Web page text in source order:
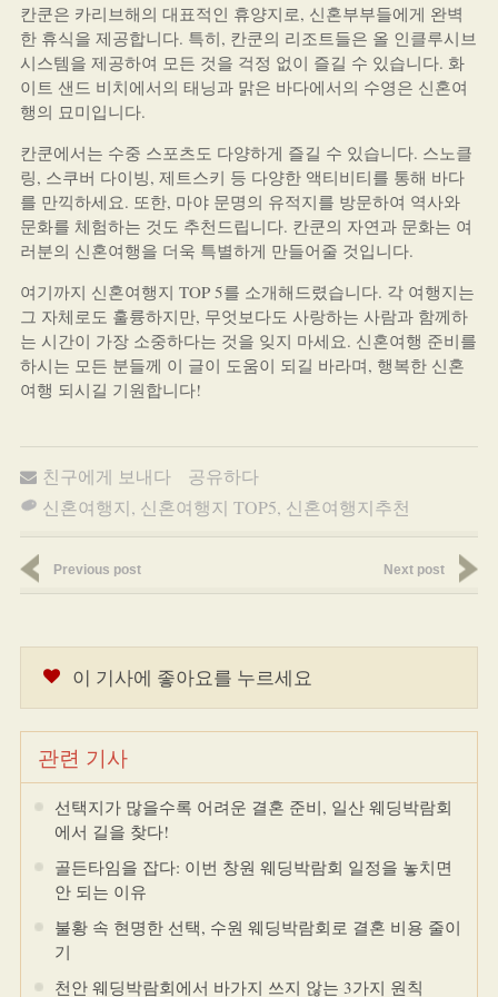
칸쿤은 카리브해의 대표적인 휴양지로, 신혼부부들에게 완벽
한 휴식을 제공합니다. 특히, 칸쿤의 리조트들은 올 인클루시브
시스템을 제공하여 모든 것을 걱정 없이 즐길 수 있습니다. 화
이트 샌드 비치에서의 태닝과 맑은 바다에서의 수영은 신혼여
행의 묘미입니다.
칸쿤에서는 수중 스포츠도 다양하게 즐길 수 있습니다. 스노클
링, 스쿠버 다이빙, 제트스키 등 다양한 액티비티를 통해 바다
를 만끽하세요. 또한, 마야 문명의 유적지를 방문하여 역사와
문화를 체험하는 것도 추천드립니다. 칸쿤의 자연과 문화는 여
러분의 신혼여행을 더욱 특별하게 만들어줄 것입니다.
여기까지 신혼여행지 TOP 5를 소개해드렸습니다. 각 여행지는
그 자체로도 훌륭하지만, 무엇보다도 사랑하는 사람과 함께하
는 시간이 가장 소중하다는 것을 잊지 마세요. 신혼여행 준비를
하시는 모든 분들께 이 글이 도움이 되길 바라며, 행복한 신혼
여행 되시길 기원합니다!
친구에게 보내다
공유하다
신혼여행지, 신혼여행지 TOP5, 신혼여행지추천
Previous post Next post
이 기사에 좋아요를 누르세요
관련 기사
선택지가 많을수록 어려운 결혼 준비, 일산 웨딩박람회
에서 길을 찾다!
골든타임을 잡다: 이번 창원 웨딩박람회 일정을 놓치면
안 되는 이유
불황 속 현명한 선택, 수원 웨딩박람회로 결혼 비용 줄이
기
천안 웨딩박람회에서 바가지 쓰지 않는 3가지 원칙